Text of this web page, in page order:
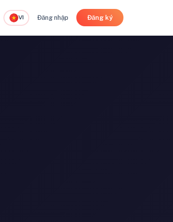
VI Đăng nhập Đăng ký